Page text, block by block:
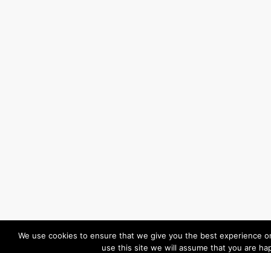
We use cookies to ensure that we give you the best experience
use this site we will assume that you are